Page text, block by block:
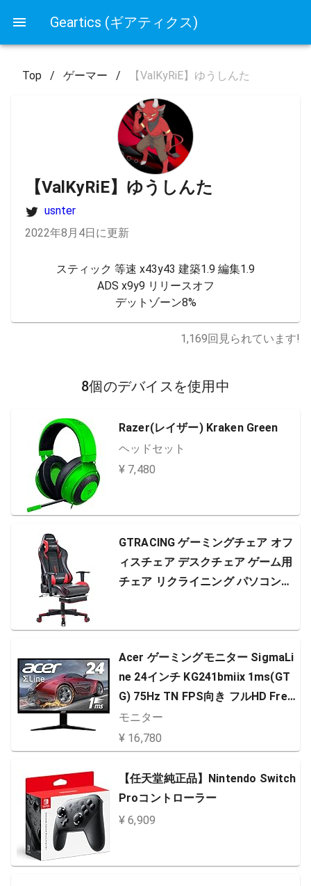
Geartics (ギアティクス)
Top / ゲーマー / 【ValKyRiE】ゆうしんた
【ValKyRiE】ゆうしんた
usnter
2022年8月4日に更新
スティック 等速 x43y43 建築1.9 編集1.9
ADS x9y9 リリースオフ
デットゾーン8%
1,169回見られています!
8個のデバイスを使用中
Razer(レイザー) Kraken Green
ヘッドセット
¥ 7,480
GTRACING ゲーミングチェア オフ
ィスチェア デスクチェア ゲーム用
チェア リクライニング パソコンチ
Acer ゲーミングモニター SigmaLi
ne 24インチ KG241bmiix 1ms(GT
G) 75Hz TN FPS向き フルHD Free
Sync HDMIx2 スピーカー内蔵 ブル
ーライト軽減
モニター
¥ 16,780
【任天堂純正品】Nintendo Switch
Proコントローラー
¥ 6,909